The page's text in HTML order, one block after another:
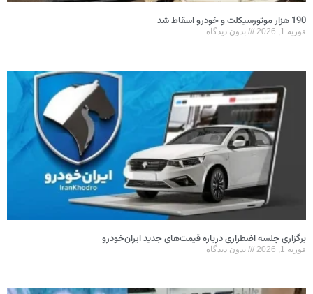
190 هزار موتورسیکلت و خودرو اسقاط شد
فوریه 1, 2026 بدون دیدگاه
برگزاری جلسه اضطراری درباره قیمت‌های جدید ایران‌خودرو
فوریه 1, 2026 بدون دیدگاه